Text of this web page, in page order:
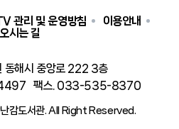
관리 및 운영방침
이용안내
오시는 길
해시 중앙로 222 3층
팩스. 033-535-8370
감도서관. All Right Reserved.